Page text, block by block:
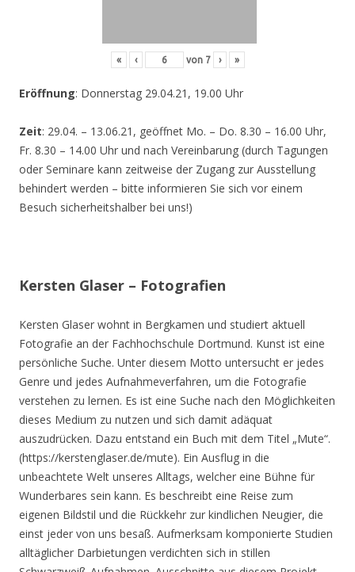
« ‹ von 7 › »
Eröffnung: Donnerstag 29.04.21, 19.00 Uhr
Zeit: 29.04. – 13.06.21, geöffnet Mo. – Do. 8.30 – 16.00 Uhr,
Fr. 8.30 – 14.00 Uhr und nach Vereinbarung (durch Tagungen
oder Seminare kann zeitweise der Zugang zur Ausstellung
behindert werden – bitte informieren Sie sich vor einem
Besuch sicherheitshalber bei uns!)
Kersten Glaser – Fotografien
Kersten Glaser wohnt in Bergkamen und studiert aktuell
Fotografie an der Fachhochschule Dortmund. Kunst ist eine
persönliche Suche. Unter diesem Motto untersucht er jedes
Genre und jedes Aufnahmeverfahren, um die Fotografie
verstehen zu lernen. Es ist eine Suche nach den Möglichkeiten
dieses Medium zu nutzen und sich damit adäquat
auszudrücken. Dazu entstand ein Buch mit dem Titel „Mute“.
(https://kerstenglaser.de/mute). Ein Ausflug in die
unbeachtete Welt unseres Alltags, welcher eine Bühne für
Wunderbares sein kann. Es beschreibt eine Reise zum
eigenen Bildstil und die Rückkehr zur kindlichen Neugier, die
einst jeder von uns besaß. Aufmerksam komponierte Studien
alltäglicher Darbietungen verdichten sich in stillen